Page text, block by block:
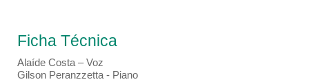
Ficha Técnica
Alaíde Costa – Voz
Gilson Peranzzetta - Piano